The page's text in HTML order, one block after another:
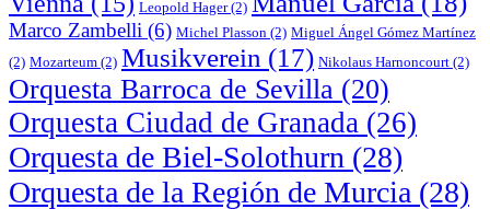
Leopold Hager(2)
Marco Zambelli (6) Michel Plasson (2) Miguel Ángel Gómez Martínez
(2) Mozarteum (2) Musikverein (17) Nikolaus Harnoncourt (2)
Orquesta Barroca de Sevilla (20)
Orquesta Ciudad de Granada (26)
Orquesta de Biel-Solothurn (28)
Orquesta de la Región de Murcia (28)